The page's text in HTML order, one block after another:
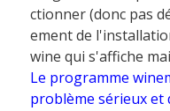
ctionner (donc pas
ement de
wine qui s'affiche
Le programme
problème sérieux et